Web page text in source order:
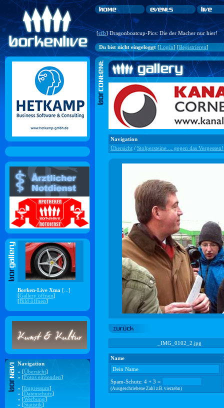
[cfb] Dragonboatcup-Pics: Die der Macher nur hier!
Du bist nicht eingeloggt[Login] [Registrieren]
Borken-Live Xma [...]
[Gallery öffnen]
[Bild öffnen]
Navigation
» [Übersicht]
» [Fotos einsenden]
» [Impressum]
» [Datenschutz]
» [Werbung]
» [Statistik]
Navigation
Übersicht / Stolpersteine ... gegen das Vergessen!
_IMG_0102_2.jpg
Name
Spam-Schutz: 4 + 3 =
(Ausgeschriebene Zahl z.B. vierzehn)